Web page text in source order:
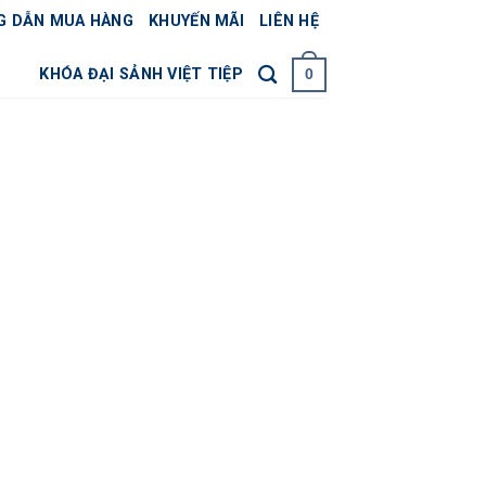
DẪN MUA HÀNG KHUYẾN MÃI LIÊN HỆ
KHÓA ĐẠI SẢNH VIỆT TIỆP 0